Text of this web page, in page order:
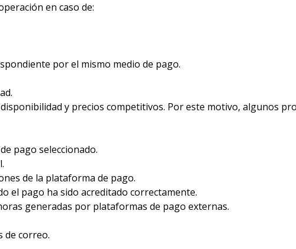
en caso de:
por el mismo medio de pago.
y precios competitivos. Por este motivo, algunos
pago seleccionado.
de la plataforma de pago.
el pago ha sido acreditado correctamente.
generadas por plataformas de pago externas.
de correo.